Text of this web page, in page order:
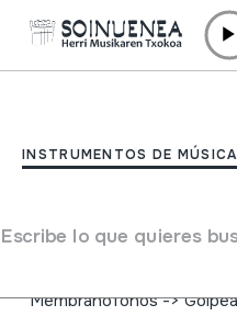
INSTRUMENTOS DE MÚSICA
Escribe lo que quieres
Trikitixa
Laja eta Landakanda; Iñaki
Membranófonos->